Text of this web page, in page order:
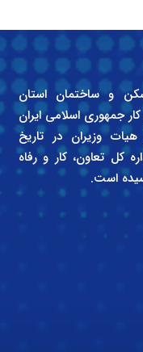
و ساختمان استان
موجب ماده 131 قانون کار جمهوری اسلامی ایران
نامه مصوب آبان ماه 1389 هیات وزیران در تاریخ
شماره 138-3/2-12 در اداره کل تعاون، کار و رفاه
است.